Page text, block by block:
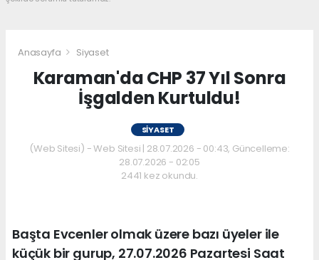
Anasayfa Siyaset
Karaman'da CHP 37 Yıl Sonra
İşgalden Kurtuldu!
SIYASET
(Web Sitesi) - Web Sitesi | 28.07.2026 - 00:43, Güncelleme:
28.07.2026 - 02:05
2441 kez okundu.
Başta Evcenler olmak üzere bazı üyeler ile
küçük bir gurup, 27.07.2026 Pazartesi Saat